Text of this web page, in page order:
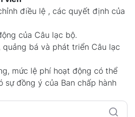
điều lệ , các quyết định của
của Câu lạc bộ.
quảng bá và phát triển Câu lạc
mức lệ phí hoạt động có thể
sự đồng ý của Ban chấp hành